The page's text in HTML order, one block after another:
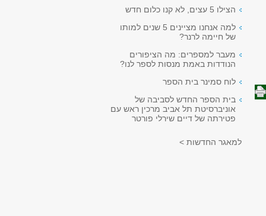
הצילו 5 עצים, לא קנו כלום חדש
למה אנחנו מציינים 5 שנים למותו
של חיימה לרנר?
מעבר למספרים: מה הציפורים
הנודדות באמת מנסות לספר לנו?
לוח סמינר בית הספר
בית הספר החדש לסביבה של
אוניברסיטת תל אביב מרכין ראש עם
פטירתה של דיים שירלי פורטר
למאגר החדשות >